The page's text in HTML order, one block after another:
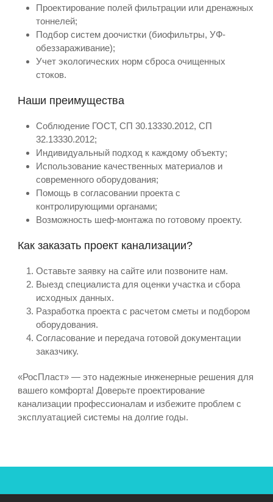
Проектирование полей фильтрации или дренажных
тоннелей;
Подбор систем доочистки (биофильтры, УФ-
обеззараживание);
Учет экологических норм сброса очищенных
стоков.
Наши преимущества
Соблюдение ГОСТ, СП 30.13330.2012, СП
32.13330.2012;
Индивидуальный подход к каждому объекту;
Использование качественных материалов и
современного оборудования;
Помощь в согласовании проекта с
контролирующими органами;
Возможность шеф-монтажа по готовому проекту.
Как заказать проект канализации?
Оставьте заявку на сайте или позвоните нам.
Выезд специалиста для оценки участка и сбора
исходных данных.
Разработка проекта с расчетом сметы и подбором
оборудования.
Согласование и передача готовой документации
заказчику.
«РосПласт» — это надежные инженерные решения для
вашего комфорта! Доверьте проектирование
канализации профессионалам и избежите проблем с
эксплуатацией системы на долгие годы.